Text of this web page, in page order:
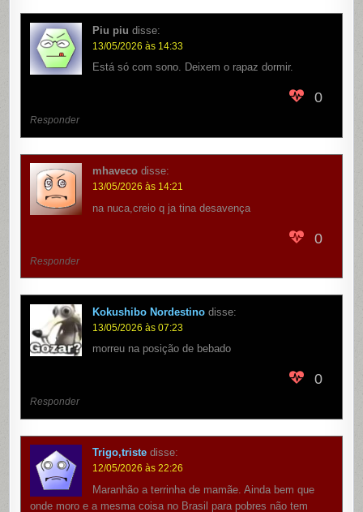
Piu piu disse:
13/05/2026 às 14:33
Está só com sono. Deixem o rapaz dormir.
0
Responder
mhaveco disse:
13/05/2026 às 14:21
na nuca,creio q ja tina desavença
0
Responder
Kokushibo Nordestino disse:
13/05/2026 às 07:23
morreu na posição de bebado
0
Responder
Trigo,triste disse:
12/05/2026 às 22:26
Maranhão a terrinha de mamãe. Ainda bem que
onde moro e a mesma coisa no Brasil para pobres não tem